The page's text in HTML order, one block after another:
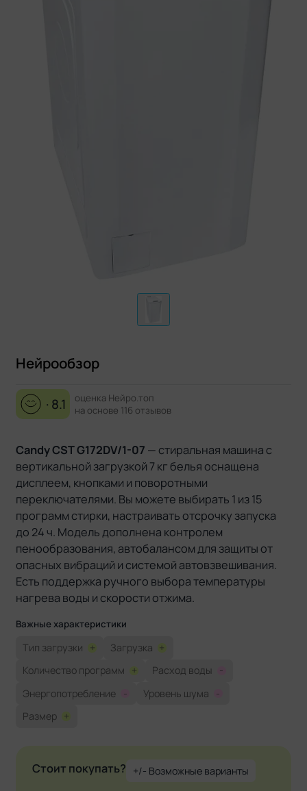
Нейрообзор
· 8.1
оценка Нейро.топ
на основе 116 отзывов
Candy CST G172DV/1-07 — стиральная машина с
вертикальной загрузкой 7 кг белья оснащена
дисплеем, кнопками и поворотными
переключателями. Вы можете выбирать 1 из 15
программ стирки, настраивать отсрочку запуска
до 24 ч. Модель дополнена контролем
пенообразования, автобалансом для защиты от
опасных вибраций и системой автовзвешивания.
Есть поддержка ручного выбора температуры
нагрева воды и скорости отжима.
Важные характеристики
Тип загрузки + Загрузка +
Количество программ + Расход воды
-
Энергопотребление
- Уровень шума
-
Размер +
Стоит покупать? +/- Возможные варианты